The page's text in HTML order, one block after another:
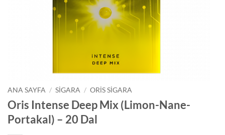
ANA SAYFA / SIGARA / ORIS SIGARA
Oris Intense Deep Mix (Limon-Nane-
Portakal) – 20 Dal